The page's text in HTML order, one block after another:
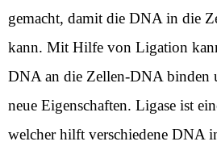
gemacht, damit die DNA in die
kann. Mit Hilfe von Ligation
DNA an die Zellen-DNA binden
neue Eigenschaften. Ligase ist
welcher hilft verschiedene DNA